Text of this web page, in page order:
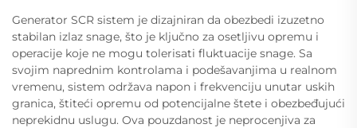
Generator SCR sistem je dizajniran da obezbedi izuzetno
stabilan izlaz snage, što je ključno za osetljivu opremu i
operacije koje ne mogu tolerisati fluktuacije snage. Sa
svojim naprednim kontrolama i podešavanjima u realnom
vremenu, sistem održava napon i frekvenciju unutar uskih
granica, štiteći opremu od potencijalne štete i obezbeđujući
neprekidnu uslugu. Ova pouzdanost je neprocenjiva za